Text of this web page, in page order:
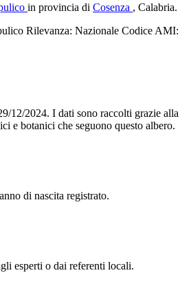
in provincia di Cosenza , Calabria.
Rilevanza: Nazionale Codice AMI:
12/2024. I dati sono raccolti grazie alla
e botanici che seguono questo albero.
di nascita registrato.
esperti o dai referenti locali.